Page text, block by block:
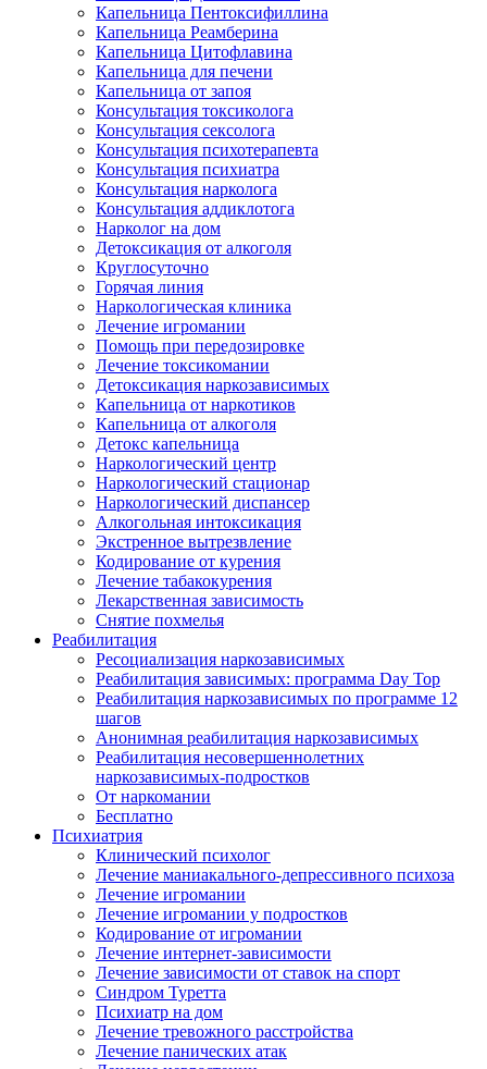
Капельница Пентоксифиллина
Капельница Реамберина
Капельница Цитофлавина
Капельница для печени
Капельница от запоя
Консультация токсиколога
Консультация сексолога
Консультация психотерапевта
Консультация психиатра
Консультация нарколога
Консультация аддиклотога
Нарколог на дом
Детоксикация от алкоголя
Круглосуточно
Горячая линия
Наркологическая клиника
Лечение игромании
Помощь при передозировке
Лечение токсикомании
Детоксикация наркозависимых
Капельница от наркотиков
Капельница от алкоголя
Детокс капельница
Наркологический центр
Наркологический стационар
Наркологический диспансер
Алкогольная интоксикация
Экстренное вытрезвление
Кодирование от курения
Лечение табакокурения
Лекарственная зависимость
Снятие похмелья
Реабилитация
Ресоциализация наркозависимых
Реабилитация зависимых: программа Day Top
Реабилитация наркозависимых по программе 12
шагов
Анонимная реабилитация наркозависимых
Реабилитация несовершеннолетних
наркозависимых-подростков
От наркомании
Бесплатно
Психиатрия
Клинический психолог
Лечение маниакального-депрессивного психоза
Лечение игромании
Лечение игромании у подростков
Кодирование от игромании
Лечение интернет-зависимости
Лечение зависимости от ставок на спорт
Синдром Туретта
Психиатр на дом
Лечение тревожного расстройства
Лечение панических атак